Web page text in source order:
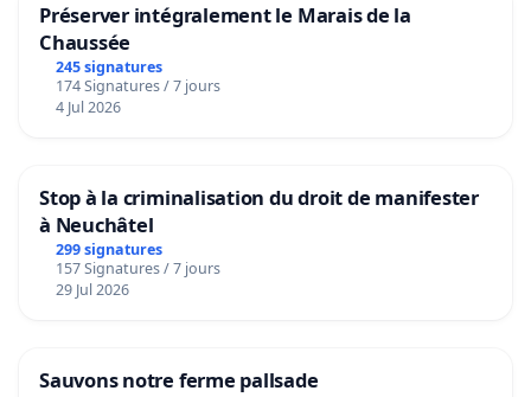
Préserver intégralement le Marais de la
Chaussée
245 signatures
174 Signatures / 7 jours
4 Jul 2026
Stop à la criminalisation du droit de manifester
à Neuchâtel
299 signatures
157 Signatures / 7 jours
29 Jul 2026
Sauvons notre ferme pallsade